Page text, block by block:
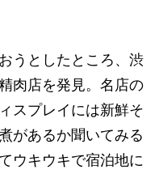
うとしたところ、渋
肉店を発見。名店の
スプレイには新鮮そ
があるか聞いてみる
ウキウキで宿泊地に